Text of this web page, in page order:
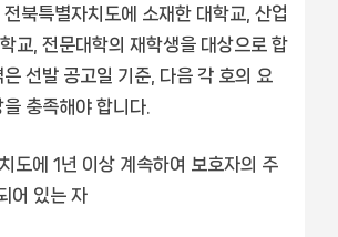
북특별자치도에 소재한 대학교, 산업
교, 전문대학의 재학생을 대상으로 합
선발 공고일 기준, 다음 각 호의 요
충족해야 합니다.
도에 1년 이상 계속하여 보호자의 주
어 있는 자